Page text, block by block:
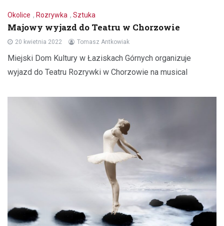
Okolice , Rozrywka , Sztuka
Majowy wyjazd do Teatru w Chorzowie
20 kwietnia 2022 Tomasz Antkowiak
Miejski Dom Kultury w Łaziskach Górnych organizuje
wyjazd do Teatru Rozrywki w Chorzowie na musical